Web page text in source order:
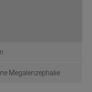
Megalenzephalie